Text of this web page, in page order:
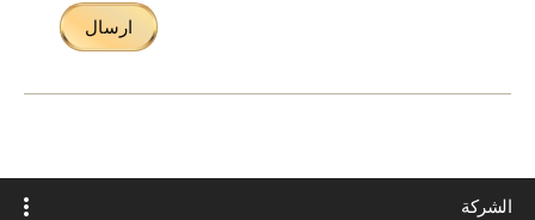
ارسال
الشركة